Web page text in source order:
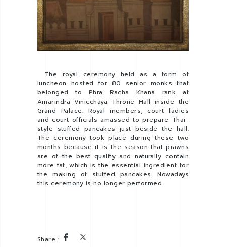
The royal ceremony held as a form of
luncheon hosted for 80 senior monks that
belonged to Phra Racha Khana rank at
Amarindra Vinicchaya Throne Hall inside the
Grand Palace. Royal members, court ladies
and court officials amassed to prepare Thai-
style stuffed pancakes just beside the hall.
The ceremony took place during these two
months because it is the season that prawns
are of the best quality and naturally contain
more fat, which is the essential ingredient for
the making of stuffed pancakes. Nowadays
this ceremony is no longer performed.